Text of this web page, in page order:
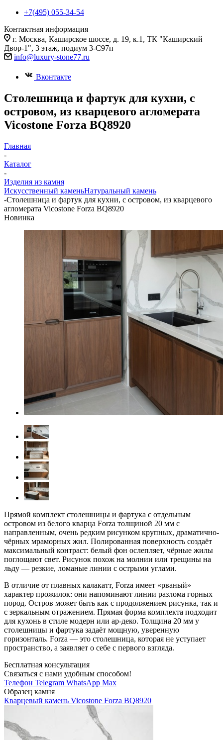
+7(495) 055-34-54
Контактная информация
г. Москва, Каширское шоссе, д. 19, к.1, ТК "Каширский
Двор-1", 3 этаж, подиум 3-С97п
info@luxury-stone77.ru
Вконтакте
Столешница и фартук для кухни, с
островом, из кварцевого агломерата
Vicostone Forza BQ8920
Главная
-
Каталог
-
Изделия из камня
Искусственный каменьНатуральный камень
-Столешница и фартук для кухни, с островом, из кварцевого
агломерата Vicostone Forza BQ8920
Новинка
Прямой комплект столешницы и фартука с отдельным
островом из белого кварца Forza толщиной 20 мм с
направленным, очень редким рисунком крупных, драматично-
чёрных мраморных жил. Полированная поверхность создаёт
максимальный контраст: белый фон ослепляет, чёрные жилы
поглощают свет. Рисунок похож на молнии или трещины на
льду — резкие, ломаные линии с острыми углами.
В отличие от плавных калакатт, Forza имеет «рваный»
характер прожилок: они напоминают линии разлома горных
пород. Остров может быть как с продолжением рисунка, так и
с зеркальным отражением. Прямая форма комплекта подходит
для кухонь в стиле модерн или ар-деко. Толщина 20 мм у
столешницы и фартука задаёт мощную, уверенную
горизонталь. Forza — это столешница, которая не уступает
пространство, а заявляет о себе с первого взгляда.
Бесплатная консультация
Связаться с нами удобным способом!
Телефон Telegram WhatsApp Max
Образец камня
Кварцевый камень Vicostone Forza BQ8920